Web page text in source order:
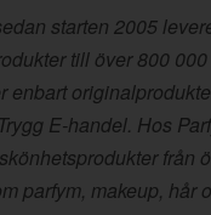
starten 2005
till över 800 000
enbart
E-handel. Hos
från
parfym, makeup, hår